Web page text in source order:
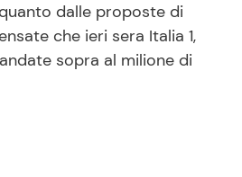
dalle proposte di
che ieri sera Italia 1,
sopra al milione di